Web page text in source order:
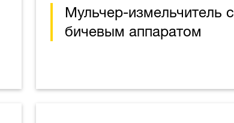
Мульчер-измельчитель с
бичевым аппаратом